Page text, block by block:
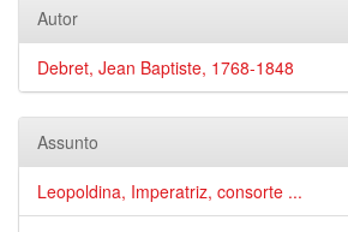
Autor
Debret, Jean Baptiste, 1768-1848
Assunto
Leopoldina, Imperatriz, consorte ...